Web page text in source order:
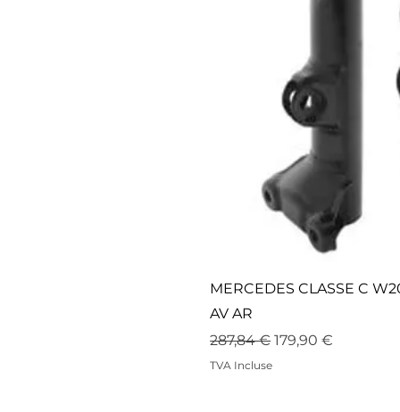
MERCEDES CLASSE C
AV AR
Prix original
287,84 € Prix
179,90 €
TVA Incluse